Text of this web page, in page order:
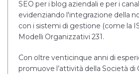
SEO per i blog aziendali e per i
evidenziando l'integrazione della
con i sistemi di gestione (come la
Modelli Organizzativi 231.
Con oltre venticinque anni di
promuove l’attività della Società di